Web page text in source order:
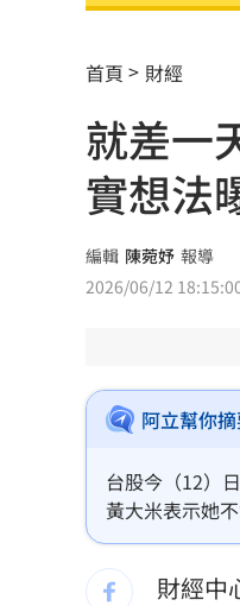
女律假買
胡瓜保
上班遲
白海豚逼
路邊長樹
台中社
談中聯風
每投1元
羅志祥
台灣地
首頁 財經
就差一
實想法
編輯 陳菀妤 報導
2026/06/12
阿立幫你
台股今（12）
黃大米表示她
財經中